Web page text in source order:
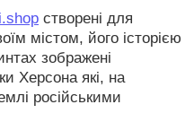
створені для
містом, його історією
зображені
Херсона які, на
російськими